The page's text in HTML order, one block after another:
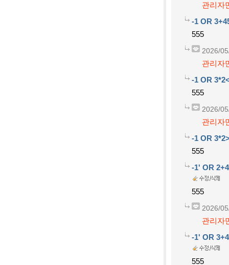
관리자
-1 OR
555
2026/
관리자
-1 OR
555
2026/
관리자
-1 OR
555
-1' OR
555
2026/
관리자
-1' OR
555